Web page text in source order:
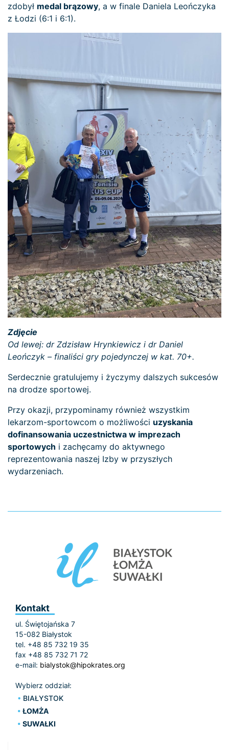
zdobył medal brązowy, a w finale Daniela Leończyka
z Łodzi (6:1 i 6:1).
Zdjęcie
Od lewej: dr Zdzisław Hrynkiewicz i dr Daniel
Leończyk – finaliści gry pojedynczej w kat. 70+.
Serdecznie gratulujemy i życzymy dalszych sukcesów
na drodze sportowej.
Przy okazji, przypominamy również wszystkim
lekarzom-sportowcom o możliwości uzyskania
dofinansowania uczestnictwa w imprezach
sportowych i zachęcamy do aktywnego
reprezentowania naszej Izby w przyszłych
wydarzeniach.
Kontakt
ul. Świętojańska 7
15-082 Białystok
tel. +48 85 732 19 35
fax +48 85 732 71 72
e-mail: bialystok@hipokrates.org
Wybierz oddział:
BIAŁYSTOK
ŁOMŻA
SUWAŁKI